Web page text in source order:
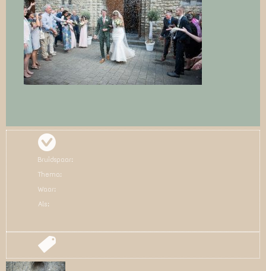
Bruidspaar:
Thema:
Waar:
Als: